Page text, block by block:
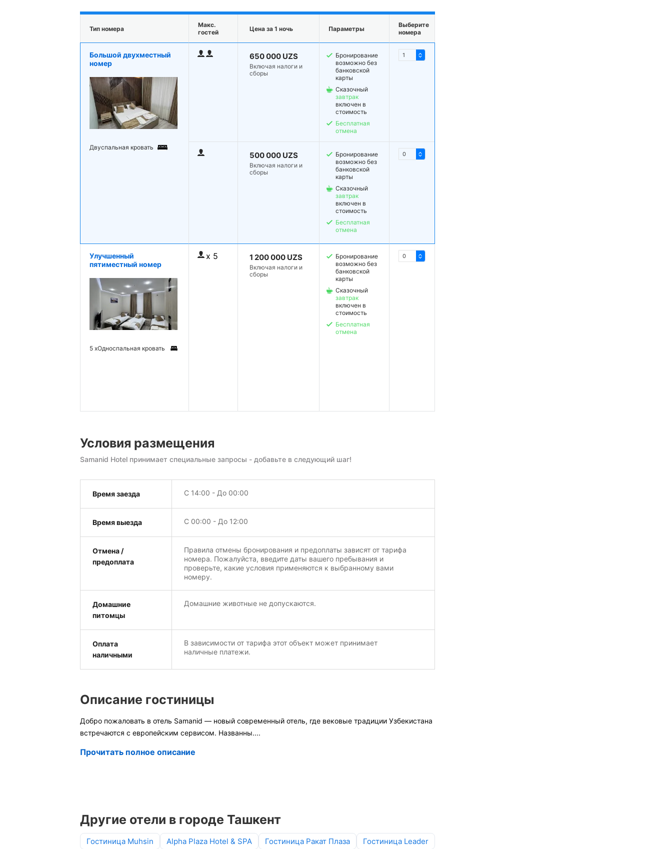
Тип номера
Макс.
гостей
Цена за 1 ночь Параметры
Выберите
номера
Большой двухместный
номер
Двуспальная кровать
650 000 UZS
Включая налоги и
сборы
500 000 UZS
Включая налоги и
сборы
Бронирование
возможно без
банковской
карты
Сказочный
завтрак
включен в
стоимость
Бесплатная
отмена
Бронирование
возможно без
банковской
карты
Сказочный
завтрак
включен в
стоимость
Бесплатная
отмена
Улучшенный
пятиместный номер
5 xОдноспальная кровать
x 5 1 200 000 UZS
Включая налоги и
сборы
Бронирование
возможно без
банковской
карты
Сказочный
завтрак
включен в
стоимость
Бесплатная
отмена
Условия размещения
Samanid Hotel принимает специальные запросы - добавьте в следующий шаг!
Время заезда С 14:00 - До 00:00
Время выезда С 00:00 - До 12:00
Отмена /
предоплата
Правила отмены бронирования и предоплаты зависят от тарифа
номера. Пожалуйста, введите даты вашего пребывания и
проверьте, какие условия применяются к выбранному вами
номеру.
Домашние
питомцы
Домашние животные не допускаются.
Оплата
наличными
В зависимости от тарифа этот объект может принимает
наличные платежи.
Описание гостиницы
Добро пожаловать в отель Samanid — новый современный отель, где вековые традиции Узбекистана
встречаются с европейским сервисом. Названны....
Прочитать полное описание
Другие отели в городе Ташкент
Гостиница Muhsin Alpha Plaza Hotel & SPA Гостиница Ракат Плаза Гостиница Leader